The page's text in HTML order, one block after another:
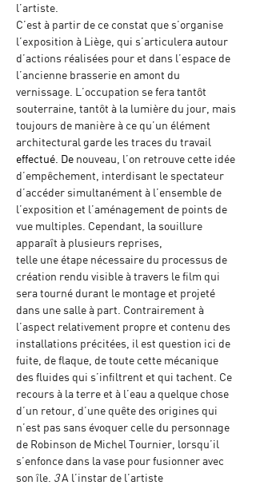
l’artiste.
C’est à partir de ce constat que s’organise
l’exposition à Liège, qui s’articulera autour
d’actions réalisées pour et dans l’espace de
l’ancienne brasserie en amont du
vernissage. L’occupation se fera tantôt
souterraine, tantôt à la lumière du jour, mais
toujours de manière à ce qu’un élément
architectural garde les traces du travail
effectué. De nouveau, l’on retrouve cette idée
d’empêchement, interdisant le spectateur
d’accéder simultanément à l’ensemble de
l’exposition et l’aménagement de points de
vue multiples. Cependant, la souillure
apparaît à plusieurs reprises,
telle une étape nécessaire du processus de
création rendu visible à travers le film qui
sera tourné durant le montage et projeté
dans une salle à part. Contrairement à
l’aspect relativement propre et contenu des
installations précitées, il est question ici de
fuite, de flaque, de toute cette mécanique
des fluides qui s’infiltrent et qui tachent. Ce
recours à la terre et à l’eau a quelque chose
d’un retour, d’une quête des origines qui
n’est pas sans évoquer celle du personnage
de Robinson de Michel Tournier, lorsqu’il
s’enfonce dans la vase pour fusionner avec
son île. 3 A l’instar de l’artiste